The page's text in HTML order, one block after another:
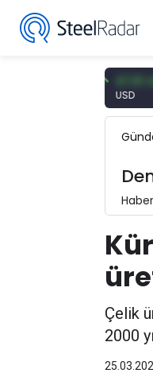
47,61 USD
Çelik
2000